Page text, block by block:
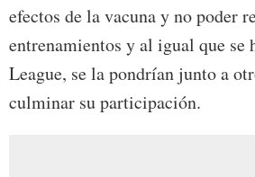
efectos de la vacuna y no poder
entrenamientos y al igual que se
League, se la pondrían junto a
culminar su participación.